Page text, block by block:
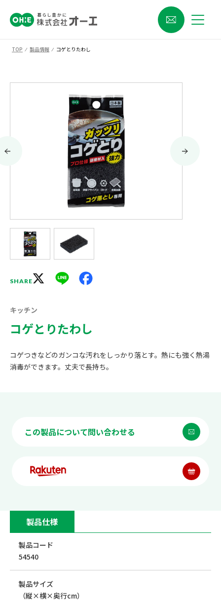
TOP ⁄ 製品情報 ⁄ コゲとりたわし
SHARE Line
キッチン
コゲとりたわし
コゲつきなどのガンコな汚れをしっかり落とす。熱にも強く熱湯
消毒ができます。丈夫で長持ち。
製品仕様
製品コード
54540
製品サイズ
（縦×横×奥行cm）
この製品について問い合わせる